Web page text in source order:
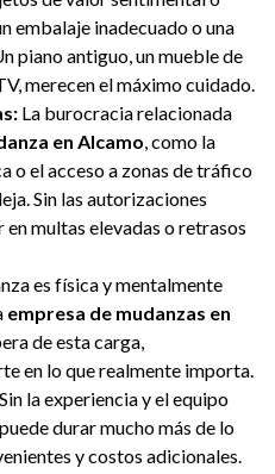
embalaje inadecuado o una
piano antiguo, un mueble de
merecen el máximo cuidado.
La burocracia relacionada
en Alcamo, como la
o el acceso a zonas de tráfico
Sin las autorizaciones
multas elevadas o retrasos
es física y mentalmente
empresa de mudanzas en
de esta carga,
en lo que realmente importa.
Sin la experiencia y el equipo
durar mucho más de lo
y costos adicionales.